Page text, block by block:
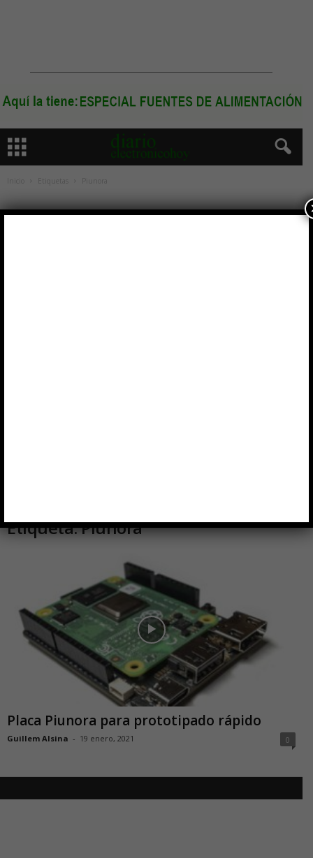
Etiqueta: Piunora
Placa Piunora para prototipado rápido
Guillem Alsina - 19 enero, 2021 0